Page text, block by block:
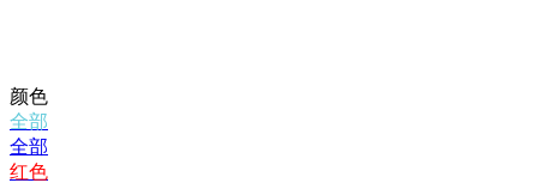
颜色
全部
全部
红色